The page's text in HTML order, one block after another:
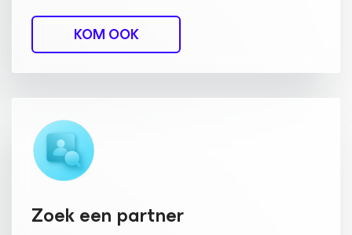
KOM OOK
Zoek een partner